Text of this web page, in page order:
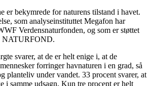
er bekymrede for naturens tilstand i havet.
som analyseinstituttet Megafon har
Verdensnaturfonden, og som er støttet
NATURFOND.
svarer, at de er helt enige i, at de
forringer havnaturen i en grad, så
planteliv under vandet. 33 procent svarer, at
i samme udsagn. Kun tre procent er helt